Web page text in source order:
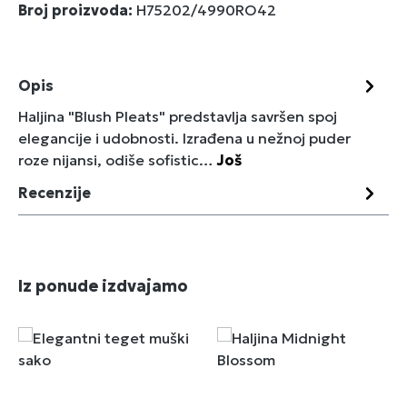
Broj proizvoda: H75202/4990RO42
Opis
Haljina "Blush Pleats" predstavlja savršen spoj
elegancije i udobnosti. Izrađena u nežnoj puder
roze nijansi, odiše sofistic…Još
Recenzije
Preskoči galeriju proizvoda
Iz ponude izdvajamo